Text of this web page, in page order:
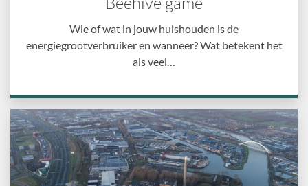
Wie of wat in jouw huishouden is de
energiegrootverbruiker en wanneer? Wat betekent het
als veel…